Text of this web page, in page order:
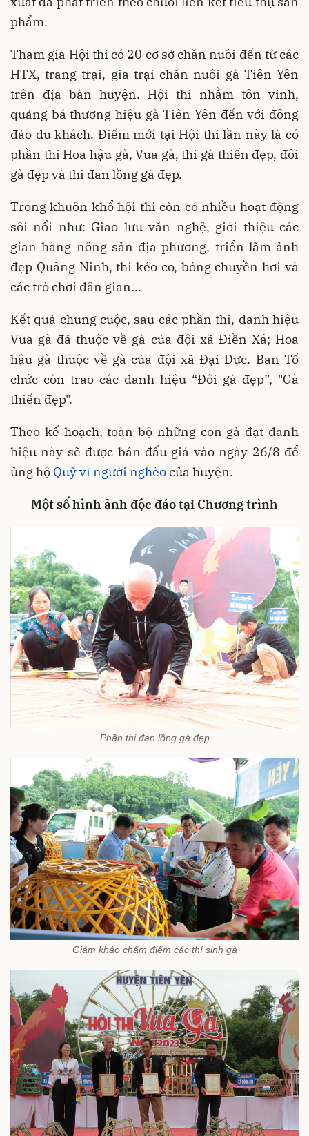
phẩm.
Tham gia Hội thi có 20 cơ sở chăn nuôi đến từ các
HTX, trang trại, gia trại chăn nuôi gà Tiên Yên
trên địa bàn huyện. Hội thi nhằm tôn vinh,
quảng bá thương hiệu gà Tiên Yên đến với đông
đảo du khách. Điểm mới tại Hội thi lần này là có
phần thi Hoa hậu gà, Vua gà, thi gà thiến đẹp, đôi
gà đẹp và thi đan lồng gà đẹp.
Trong khuôn khổ hội thi còn có nhiều hoạt động
sôi nổi như: Giao lưu văn nghệ, giới thiệu các
gian hàng nông sản địa phương, triển lãm ảnh
đẹp Quảng Ninh, thi kéo co, bóng chuyền hơi và
các trò chơi dân gian...
Kết quả chung cuộc, sau các phần thi, danh hiệu
Vua gà đã thuộc về gà của đội xã Điền Xá; Hoa
hậu gà thuộc về gà của đội xã Đại Dực. Ban Tổ
chức còn trao các danh hiệu “Đôi gà đẹp”, "Gà
thiến đẹp".
Theo kế hoạch, toàn bộ những con gà đạt danh
hiệu này sẽ được bán đấu giá vào ngày 26/8 để
ủng hộ Quỹ vì người nghèocủa huyện.
Một số hình ảnh độc đáo tại Chương trình
Phần thi đan lồng gà đẹp
Giám khảo chấm điểm các thí sinh gà